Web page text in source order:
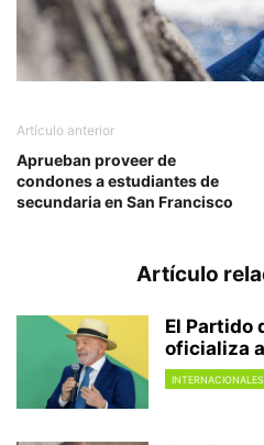
Artículo anterior
Aprueban proveer de
condones a estudiantes de
secundaria en San Francisco
Artículo
El Partido
oficializa
INTERNACIONALES